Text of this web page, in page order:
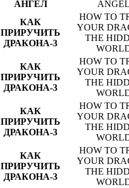
АНГЕЛ
КАК
ПРИРУЧИТЬ
ДРАКОНА-3
HOW TO
YOUR
THE
КАК
ПРИРУЧИТЬ
ДРАКОНА-3
HOW TO
YOUR
THE
КАК
ПРИРУЧИТЬ
ДРАКОНА-3
HOW TO
YOUR
THE
КАК
ПРИРУЧИТЬ
ДРАКОНА-3
HOW TO
YOUR
THE